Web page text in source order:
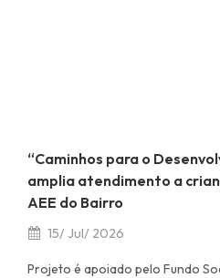
“Caminhos para o
amplia atendimento a
AEE do Bairro
15/ Jul/ 2026
Projeto é apoiado pelo Fundo